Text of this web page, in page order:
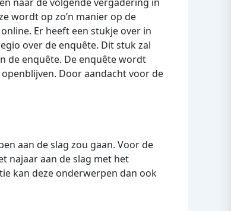
wordt op zo’n manier op de
Er heeft een stukje over in
over de enquête. Dit stuk zal
de enquête. De enquête wordt
Door aandacht voor de
aan de slag zou gaan. Voor de
najaar aan de slag met het
kan deze onderwerpen dan ook